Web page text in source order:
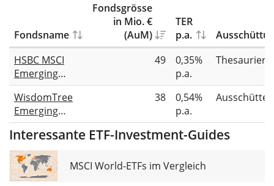
Fondsname
Fondsgrösse
in Mio. €
(AuM)
TER
p.a.
HSBC MSCI
Emerging
Markets Small
Cap Screened
UCITS ETF USD
(Acc)
49
0,35%
p.a.
WisdomTree
Emerging
Markets
SmallCap
Dividend
UCITS ETF
38
0,54%
p.a.
Interessante ETF-Investment-Guides
MSCI World-ETFs im Vergleich